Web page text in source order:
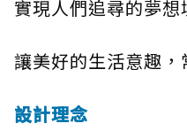
實現人們追尋的夢想
讓美好的生活意趣，
設計理念